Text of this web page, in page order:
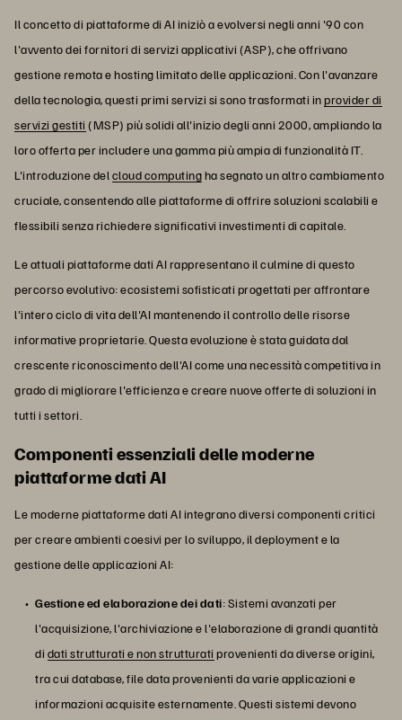
Il concetto di piattaforme di AI iniziò a evolversi negli anni '90 con
l'avvento dei fornitori di servizi applicativi (ASP), che offrivano
gestione remota e hosting limitato delle applicazioni. Con l'avanzare
della tecnologia, questi primi servizi si sono trasformati inprovider di
servizi gestiti (MSP) più solidi all'inizio degli anni 2000, ampliando la
loro offerta per includere una gamma più ampia di funzionalità IT.
L'introduzione delcloud computingha segnato un altro cambiamento
cruciale, consentendo alle piattaforme di offrire soluzioni scalabili e
flessibili senza richiedere significativi investimenti di capitale.
Le attuali piattaforme dati AI rappresentano il culmine di questo
percorso evolutivo: ecosistemi sofisticati progettati per affrontare
l'intero ciclo di vita dell'AI mantenendo il controllo delle risorse
informative proprietarie. Questa evoluzione è stata guidata dal
crescente riconoscimento dell'AI come una necessità competitiva in
grado di migliorare l'efficienza e creare nuove offerte di soluzioni in
tutti i settori.
Componenti essenziali delle moderne
piattaforme dati AI
Le moderne piattaforme dati AI integrano diversi componenti critici
per creare ambienti coesivi per lo sviluppo, il deployment e la
gestione delle applicazioni AI:
Gestione ed elaborazione dei dati: Sistemi avanzati per
l'acquisizione, l'archiviazione e l'elaborazione di grandi quantità
di dati strutturati e non strutturati provenienti da diverse origini,
tra cui database, file data provenienti da varie applicazioni e
informazioni acquisite esternamente. Questi sistemi devono